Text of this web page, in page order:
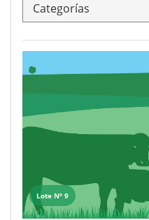
Categorías
Lote Nº 9